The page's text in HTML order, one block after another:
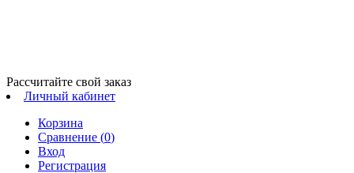
Рассчитайте свой заказ
Личный кабинет
Корзина
Сравнение (0)
Вход
Регистрация